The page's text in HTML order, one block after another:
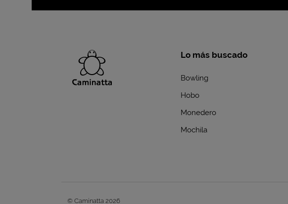
Lo más buscado
Bowling
Hobo
Monedero
Mochila
© Caminatta 2026